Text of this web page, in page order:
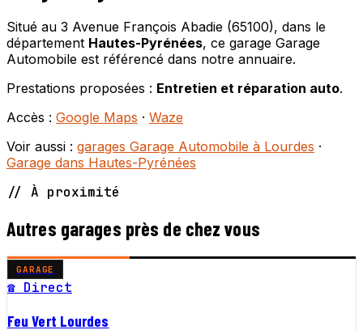
Situé au 3 Avenue François Abadie (65100), dans le
département Hautes-Pyrénées, ce garage Garage
Automobile est référencé dans notre annuaire.
Prestations proposées : Entretien et réparation auto.
Accès : Google Maps · Waze
Voir aussi : garages Garage Automobile à Lourdes ·
Garage dans Hautes-Pyrénées
// À proximité
Autres garages près de chez vous
GARAGE
☎ Direct
Feu Vert Lourdes